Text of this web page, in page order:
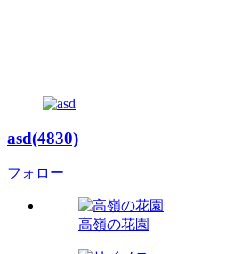
asd(4830)
フォロー
高嶺の花園